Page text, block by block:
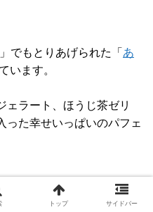
でもとりあげられた「 あ
います。
ェラート、ほうじ茶ゼリ
た幸せいっぱいのパフェ
トップ サイドバー